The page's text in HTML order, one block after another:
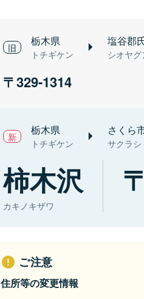
栃木県
トチギケン
塩谷郡
シオヤ
329-1314
栃木県
トチギケン
さくら
サクラシ
柿木沢
カキノキザワ
ご注意
住所等の変更情報